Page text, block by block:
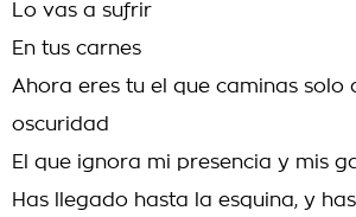
Lo vas a sufrir
En tus carnes
Ahora eres tu el que caminas solo
oscuridad
El que ignora mi presencia y mis
Has llegado hasta la esquina, y